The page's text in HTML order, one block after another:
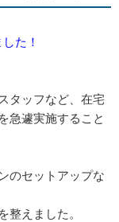
た！
タッフなど、在宅
急遽実施すること
のセットアップな
えました。